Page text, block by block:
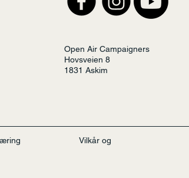
Open Air Campaigners
Hovsveien 8
1831 Askim
Vilkår og